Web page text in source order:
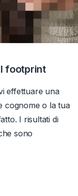
footprint
effettuare una
cognome o la tua
I risultati di
sono